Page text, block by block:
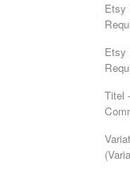
Etsy
Etsy
Titel